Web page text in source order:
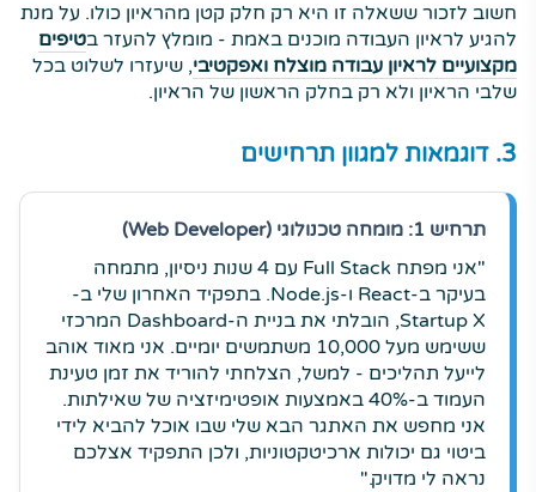
חשוב לזכור ששאלה זו היא רק חלק קטן מהראיון כולו. על מנת
להגיע לראיון העבודה מוכנים באמת - מומלץ להעזר בטיפים
מקצועיים לראיון עבודה מוצלח ואפקטיבי, שיעזרו לשלוט בכל
שלבי הראיון ולא רק בחלק הראשון של הראיון.
3. דוגמאות למגוון תרחישים
תרחיש 1: מומחה טכנולוגי (Web Developer)
"אני מפתח Full Stack עם 4 שנות ניסיון, מתמחה
בעיקר ב-React ו-Node.js. בתפקיד האחרון שלי ב-
Startup X, הובלתי את בניית ה-Dashboard המרכזי
ששימש מעל 10,000 משתמשים יומיים. אני מאוד אוהב
לייעל תהליכים - למשל, הצלחתי להוריד את זמן טעינת
העמוד ב-40% באמצעות אופטימיזציה של שאילתות.
אני מחפש את האתגר הבא שלי שבו אוכל להביא לידי
ביטוי גם יכולות ארכיטקטוניות, ולכן התפקיד אצלכם
נראה לי מדויק."